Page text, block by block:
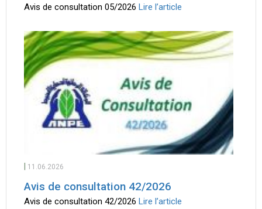
Avis de consultation 05/2026 Lire l’article
11.06.2026
Avis de consultation 42/2026
Avis de consultation 42/2026 Lire l’article